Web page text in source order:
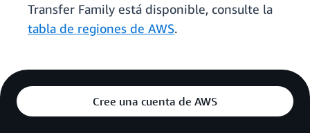
Transfer Family está disponible, consulte la
tabla de regiones de AWS.
Cree una cuenta de AWS